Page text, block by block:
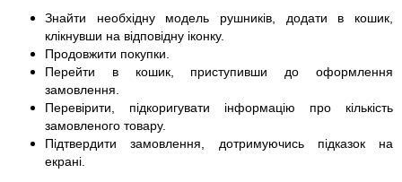
Знайти необхідну модель рушників, додати в кошик,
клікнувши на відповідну іконку.
Продовжити покупки.
Перейти в кошик, приступивши до оформлення
замовлення.
Перевірити, підкоригувати інформацію про кількість
замовленого товару.
Підтвердити замовлення, дотримуючись підказок на
екрані.